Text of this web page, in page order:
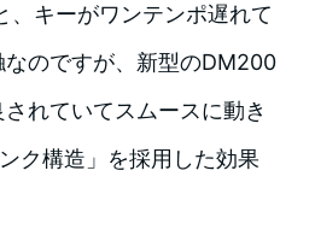
、キーがワンテンポ遅れて
のですが、新型のDM200
れていてスムースに動き
ク構造」を採用した効果